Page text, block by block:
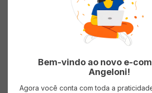
Bem-vindo ao novo e-
Angeloni!
Agora você conta com toda a